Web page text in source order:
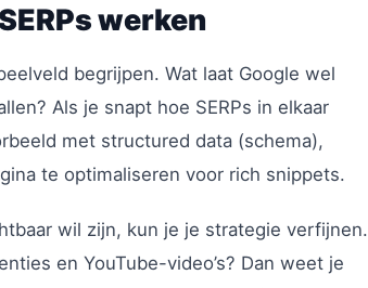
werken
begrijpen. Wat laat Google wel
Als je snapt hoe SERPs in elkaar
met structured data (schema),
te optimaliseren voor rich snippets.
wil zijn, kun je je strategie verfijnen.
en YouTube-video’s? Dan weet je